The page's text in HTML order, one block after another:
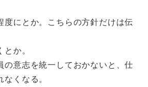
度にとか。こちらの方針だけは伝
か。
の意志を統一しておかないと、仕
くなる。